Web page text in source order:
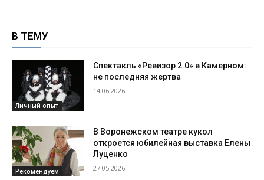
В ТЕМУ
Личный опыт
Спектакль «Ревизор 2.0» в Камерном:
не последняя жертва
14.06.2026
Рекомендуем
В Воронежском театре кукол
откроется юбилейная выставка Елены
Луценко
27.05.2026